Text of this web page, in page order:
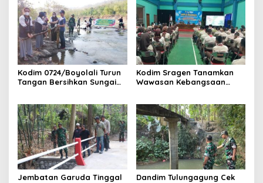
Kodim 0724/Boyolali Turun
Tangan Bersihkan Sungai
Kodim Sragen Tanamkan
Wawasan Kebangsaan
Jembatan Garuda Tinggal
Dandim Tulungagung Cek